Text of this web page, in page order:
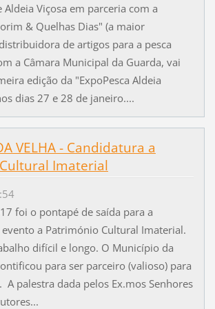
Aldeia Viçosa em parceria com a
& Quelhas Dias" (a maior
de artigos para a pesca
a Câmara Municipal da Guarda, vai
edição da "ExpoPesca Aldeia
dias 27 e 28 de janeiro....
VELHA - Candidatura a
Imaterial
foi o pontapé de saída para a
a Património Cultural Imaterial.
difícil e longo. O Município da
para ser parceiro (valioso) para
A palestra dada pelos Ex.mos Senhores